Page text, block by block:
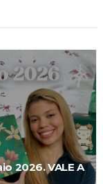
2026. VALE A